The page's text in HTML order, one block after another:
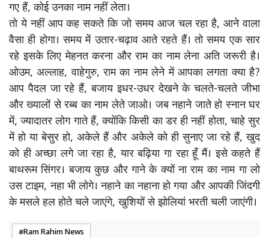
गए हैं, कोई उनका नाम नहीं लेता।
तो ये नहीं आप कह सकते कि जो समय आज चल रहा है, आने वाला
वैसा ही होगा। समय में उतार-चढ़ाव आते रहते हैं। तो समय एक सार
रहे इसके लिए मेहनत करना और राम का नाम लेना अति जरूरी है।
ओउम, अल्लाह, वाहेगुरु, राम का नाम लेने में आपका लगता क्या है?
आप पैदल जा रहे हैं, बजाय इधर-उधर देखने के चलते-चलते जीभा
और ख्यालों से रब्ब का नाम लेते जाओ। जब नहाने जाते हो स्नान घर
में, ज्यादातर लोग गाते हैं, क्योंकि किसी का डर ही नहीं होता, चाहे सुर
में हो या बेसुर हो, अकेले हैं और अकेले को ही सुनाए जा रहे हैं, खुद
को ही अच्छा लगे जा रहा है, यार बढ़िया गा रहा हूँ मैं। इसे कहते हैं
बाथरूम सिंगर। बजाय कुछ और गाने के क्यों ना राम का नाम गा लो
उस टाइम, नहा भी लोगे। नहाने का नहाना हो गया और आपकी जिंदगी
के मसले हल होते चले जाएंगे, खुशियों से झोलियां भरती चली जाएंगी।
Ram Rahim News